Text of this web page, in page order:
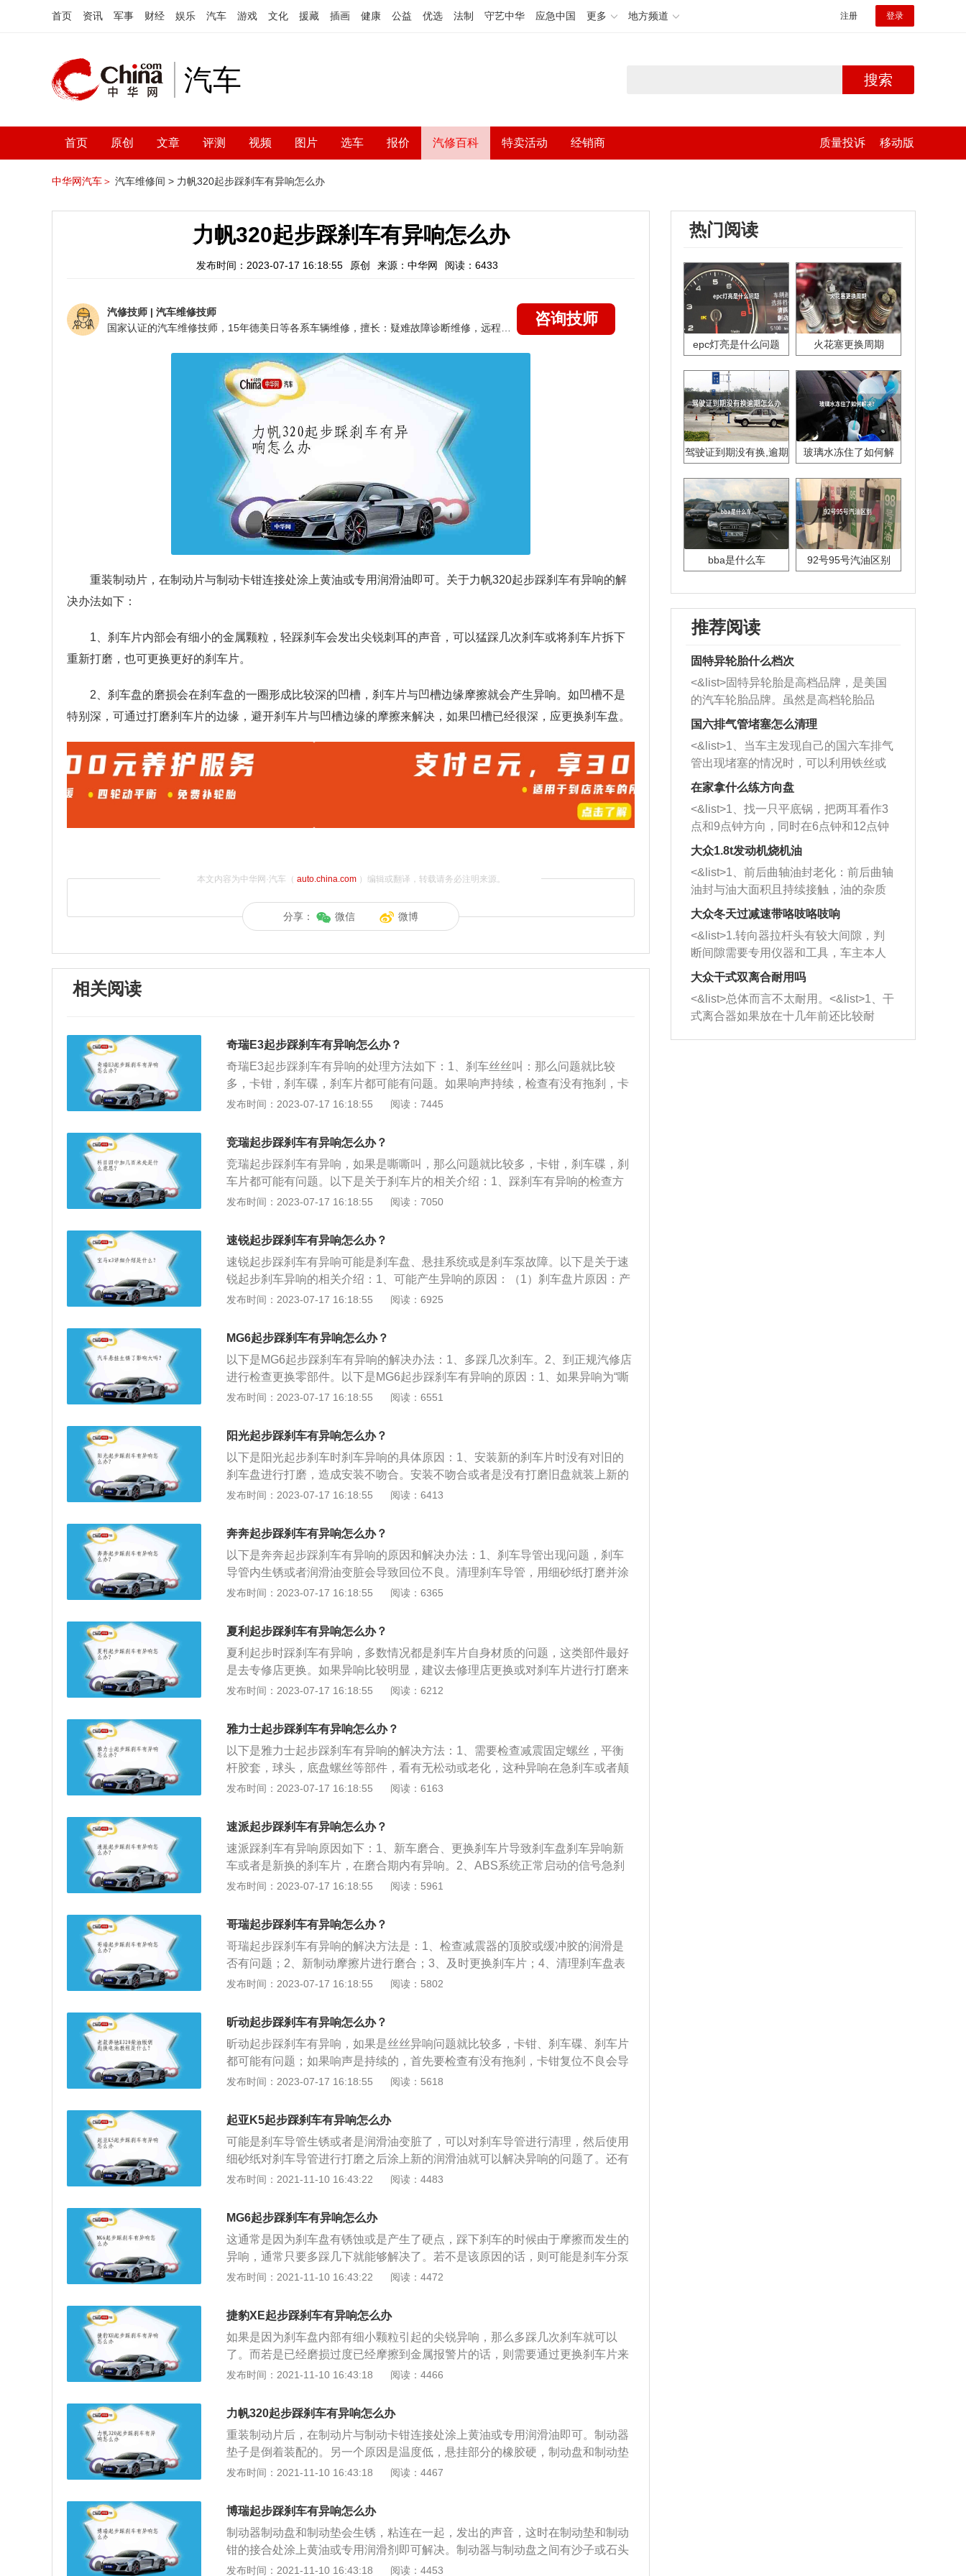
首页 资讯 军事 财经 娱乐 汽车 游戏 文化 援藏 插画 健康 公益 优选 法制 守艺中华 应急中国 更多 地方频道 注册 登录
汽车 搜索
首页 原创 文章 评测 视频 图片 选车 报价 汽修百科 特卖活动 经销商 质量投诉 移动版
中华网汽车＞ 汽车维修间 > 力帆320起步踩刹车有异响怎么办
力帆320起步踩刹车有异响怎么办
发布时间：2023-07-17 16:18:55 原创 来源：中华网 阅读：6433
汽修技师 | 汽车维修技师
咨询技师
重装制动片，在制动片与制动卡钳连接处涂上黄油或专用润滑油即可。关于力帆320起步踩刹车有异响的解
决办法如下：
1、刹车片内部会有细小的金属颗粒，轻踩刹车会发出尖锐刺耳的声音，可以猛踩几次刹车或将刹车片拆下
重新打磨，也可更换更好的刹车片。
2、刹车盘的磨损会在刹车盘的一圈形成比较深的凹槽，刹车片与凹槽边缘摩擦就会产生异响。如凹槽不是
特别深，可通过打磨刹车片的边缘，避开刹车片与凹槽边缘的摩擦来解决，如果凹槽已经很深，应更换刹车盘。
本文内容为中华网·汽车（ auto.china.com）编辑或翻译，转载请务必注明来源。
分享： 微信 微博
相关阅读
奇瑞E3起步踩刹车有异响怎么办？
奇瑞E3起步踩刹车有异响的处理方法如下：1、刹车丝丝叫：那么问题就比较
多，卡钳，刹车碟，刹车片都可能有问题。如果响声持续，检查有没有拖刹，卡
钳复位不良会导致碟与片长时间摩擦，在一定条件下会发出异响。再检查片与碟
刹车碟有没有起槽，因为局部摩擦会导致异响。如果碟没有问题那要考虑刹车片
是否太硬，或者是消音片安装错误。试着把刹车片重新安装一下，往刹车片与刹
车卡钳连接处涂抹黄油或者专用润滑油即可解决。也有可能是刹车片装反，重新
装配即可。尤其是在路边摊更换过刹车片的车主，更应该注意这一点。3、下雨
天异响：下雨天也会造成刹车异响，如果车停了几天，刹车盘与刹车片会因为锈
多踩几脚刹车，刹车盘上的铁锈就会消失。还有一种情况是在低速行驶时刹车发
出呜呜的声音，可能是因为刹车盘里有水，刹车片和刹车盘比较潮湿，等水干即
可。
发布时间：2023-07-17 16:18:55 阅读：7445
竞瑞起步踩刹车有异响怎么办？
竞瑞起步踩刹车有异响，如果是嘶嘶叫，那么问题就比较多，卡钳，刹车碟，刹
车片都可能有问题。以下是关于刹车片的相关介绍：1、踩刹车有异响的检查方
法：如果响声是持续，首先要检查有没有拖刹，卡钳复位不良会导致碟与片长时
车盘的更换频率：刹车盘的磨损会在底盘的一圈形成比较深的凹槽，刹车片与凹
槽边缘摩擦就会产生异响。如果凹槽不是特别深，可通过打磨刹车片的边缘，避
开刹车片与凹槽边缘的摩擦来解决，如果凹槽已经很深，就建议更换刹车盘。一
般建议换两次刹车片更换一次刹车盘。
发布时间：2023-07-17 16:18:55 阅读：7050
速锐起步踩刹车有异响怎么办？
速锐起步踩刹车有异响可能是刹车盘、悬挂系统或是刹车泵故障。以下是关于速
锐起步刹车异响的相关介绍：1、可能产生异响的原因：（1）刹车盘片原因：产
生锈蚀或有硬点而产生异响，一般在车辆刚行驶时会产生，踩几下后会好转。
（3）刹车分泵故障，建议检查刹车分泵是否有故障，建议到4S店进行检查。2、
解决办法：（1）如果是新车，会有一个磨合期，在磨合期内免不了会有一些异
响，一般跑几百公里之后就会消除。（2）如果是刹车片内部有一些细小的金属
颗粒，轻踩刹车就会发出尖锐刺耳的声音，这种问题可以猛踩几脚刹车或者把刹
车片拆下来重新打磨，也可以更换更好一点的刹车片。（3）如果是刹车盘磨
果凹槽不是特别深，可通过打磨刹车片的边缘，避开刹车片与凹槽边缘的摩擦来
解决，如果凹槽已经很深，建议更换刹车盘。一般建议更换两次刹车片更换一次
刹车盘。
发布时间：2023-07-17 16:18:55 阅读：6925
MG6起步踩刹车有异响怎么办？
以下是MG6起步踩刹车有异响的解决办法：1、多踩几次刹车。2、到正规汽修店
进行检查更换零部件。以下是MG6起步踩刹车有异响的原因：1、如果异响为“嘶
嘶”声，则是卡钳、刹车垫以及刹车片存在故障。2、如果异响为连续性，则是卡
物。4、刹车导管出现故障。以下是关于更换刹车片方法的扩展资料：1、把车子
顶起来并卸下轮胎。2、拧下刹车分泵上的固定螺丝，取下刹车分泵。3、取下旧
刹车片，顶回刹车分泵活塞。4、清理刹车盘的安装支架，安装新刹车片即可。
发布时间：2023-07-17 16:18:55 阅读：6551
阳光起步踩刹车有异响怎么办？
以下是阳光起步刹车时刹车异响的具体原因：1、安装新的刹车片时没有对旧的
刹车盘进行打磨，造成安装不吻合。安装不吻合或者是没有打磨旧盘就装上新的
刹车片，会使新片直接与旧盘的不平的平面进行摩擦，最终就会导致新的刹车片
接触，这样会使刹车的单位面积内所受的压强增大，造成异响，建议检查卡钳、
导向销等部件。3、有异物，是异物导致接触面不吻合，造成异响。
发布时间：2023-07-17 16:18:55 阅读：6413
奔奔起步踩刹车有异响怎么办？
以下是奔奔起步踩刹车有异响的原因和解决办法：1、刹车导管出现问题，刹车
导管内生锈或者润滑油变脏会导致回位不良。清理刹车导管，用细砂纸打磨并涂
抹新的润滑油。2、刹车分泵出现问题，需要更换刹车分泵。3、细小沙粒进到片
出来即可。4、新更换的刹车片与底盘磨合不够，需要通过磨合才能使其与老盘
更好地结合，刚更换时，会感觉刹车很硬，需要开几百公里后才能更好磨合。
5、刹车盘固定螺丝丢失或损坏，引起刹车异响。6、刹车系统出现故障，需要检
查和维修。
发布时间：2023-07-17 16:18:55 阅读：6365
夏利起步踩刹车有异响怎么办？
夏利起步时踩刹车有异响，多数情况都是刹车片自身材质的问题，这类部件最好
是去专修店更换。如果异响比较明显，建议去修理店更换或对刹车片进行打磨来
解决该问题。以下关于刹车片养护方法：1.正常行驶条件下每行驶5000公里对制
的程度是否一样，回位是否自如等，发现不正常情况必须立即处理。2..更换时要
换原厂备件提供的刹车片，只有这样才能使刹车片和刹车盘之间的制动效果最
好，磨损最小。3.更换蹄片时必须使用专用工具将制动分泵顶回。不能用其他撬
棍硬压回，这样易导致制动钳导向螺丝弯曲，使刹车片卡死。4.制动蹄片更换
后，需磨合200公里方能达到最佳的制动效果，所以刚换完蹄片的汽车须谨慎行
发布时间：2023-07-17 16:18:55 阅读：6212
雅力士起步踩刹车有异响怎么办？
以下是雅力士起步踩刹车有异响的解决方法：1、需要检查减震固定螺丝，平衡
杆胶套，球头，底盘螺丝等部件，看有无松动或老化，这种异响在急刹车或者颠
簸路面就能体会的到。2、如果是丝丝叫，那么问题就比较多，卡钳，刹车碟，
导致碟与片长时间摩擦，在一定条件下会发出异响。再检查片与碟之间有没有卡
进异物。如果是新片，那要看刹车碟有没有起槽，因为局部摩擦会导致异响。如
果碟没有问题那要考虑刹车片是不是太硬，或者是消音片安装错误。3、刹车片
内部会有一些细小的金属颗粒，轻踩刹车就会发出尖锐刺耳的声音，这种问题可
以猛踩几脚刹车或者把刹车片拆下来重新打磨，也可以更换更好一点的刹车片。
良，清理刹车导管，用细砂纸打磨并涂抹新的润滑油即可。5、可能是刹车分泵
的问题，需要更换刹车分泵，但这种故障比较少。
发布时间：2023-07-17 16:18:55 阅读：6163
速派起步踩刹车有异响怎么办？
速派踩刹车有异响原因如下：1、新车磨合、更换刹车片导致刹车盘刹车异响新
车或者是新换的刹车片，在磨合期内有异响。2、ABS系统正常启动的信号急刹
车的时候刹车踏板有弹脚现象。3、刹车片磨损严重报警刹车片磨损严重产生刹
车盘与凹槽边缘摩擦产生异响。5、刹车盘与刹车盘之间存在异物，导致产生异
发布时间：2023-07-17 16:18:55 阅读：5961
哥瑞起步踩刹车有异响怎么办？
哥瑞起步踩刹车有异响的解决方法是：1、检查减震器的顶胶或缓冲胶的润滑是
否有问题；2、新制动摩擦片进行磨合；3、及时更换刹车片；4、清理刹车盘表
面的异物。哥瑞是一款紧凑型4门5座三厢车，其车身尺寸是：长4495mm、宽17
w，最大扭矩是155nm，其采用的驱动方式是前置前驱，前悬架使用了麦弗逊式
独立悬架，后悬架使用了扭力梁式非独立悬架。
发布时间：2023-07-17 16:18:55 阅读：5802
昕动起步踩刹车有异响怎么办？
昕动起步踩刹车有异响，如果是丝丝异响问题就比较多，卡钳、刹车碟、刹车片
都可能有问题；如果响声是持续的，首先要检查有没有拖刹，卡钳复位不良会导
致碟与片长时间摩擦，在一定条件下会发出异响，再检查片与碟之间有没有卡进
m、1706mm、1475mm，轴距为2603mm。外观方面，昕动采用了家族式直瀑进
气格栅，整体延续了动感运动的风格；提供14英寸钢质轮圈和15英寸以及16英寸
铝合金轮圈可供选择。
发布时间：2023-07-17 16:18:55 阅读：5618
起亚K5起步踩刹车有异响怎么办
可能是刹车导管生锈或者是润滑油变脏了，可以对刹车导管进行清理，然后使用
细砂纸对刹车导管进行打磨之后涂上新的润滑油就可以解决异响的问题了。还有
可能是刹车分泵出现故障，这种故障就需要通过更换刹车分泵来处理。起亚k5起
是丝丝叫的话，那么可能问题出在卡钳、刹车片和刹车碟。其次，响声是持续的
话，要先看看有没有拖刹的情况出现，卡钳复位不良就会造成刹车片和碟之间出
现长时间的摩擦，在一定的条件下就会出现异响，然后在检查看看刹车片和碟之
间是不是有异物存在。如果是新片的话，就要看刹车碟有没有起槽，起槽出现局
部摩擦的话也会有异响出现的，如果刹车碟没有问题的话，就要看看刹车片是否
发布时间：2021-11-10 16:43:22 阅读：4483
MG6起步踩刹车有异响怎么办
这通常是因为刹车盘有锈蚀或是产生了硬点，踩下刹车的时候由于摩擦而发生的
异响，通常只要多踩几下就能够解决了。若不是该原因的话，则可能是刹车分泵
故障或是刹车片以及刹车盘磨损过度造成的，需要到正规汽修店进行检查更换零
车垫以及刹车片存在故障。而若是异响是连续性又不存在拖刹的话，则可能是卡
钳复位不良引起的碟跟片之间摩擦时间过长引起的。另外也需要检查一下，是否
刹车片以及刹车盘之间存在异物，从而影响到摩擦而发出异响。另外常见的原因
还可能是刹车导管出现故障了，若是刹车导管内生锈亦或是润滑油变脏了以后，
都会影响到回位，这种情况下，通过清理刹车导管，再涂抹新的润滑油就能够解
发布时间：2021-11-10 16:43:22 阅读：4472
捷豹XE起步踩刹车有异响怎么办
如果是因为刹车盘内部有细小颗粒引起的尖锐异响，那么多踩几次刹车就可以
了。而若是已经磨损过度已经摩擦到金属报警片的话，则需要通过更换刹车片来
解决该问题。捷豹XE是捷豹自主研发的一款全新中心的豪华运动轿车，采用了全
是在2015年正式上市的。车子的长度是4672毫米，宽度是2835毫米，高度是141
6毫米，百公里加速只需要5.12秒到7.7秒之间，百公里综合油耗是6升。车子搭载
的是2.0T汽油以及柴油增压发动机，而F-Type车型的话还有3.0TV6机械增压版
本。其外形采用的是捷豹的设计风格，整体上跟XF和XJ是很相似的，车身是紧凑
又充满动感的，在iQ铝合金后驱平台上打造的，车身轻量化并且还有出色的刚
发布时间：2021-11-10 16:43:18 阅读：4466
力帆320起步踩刹车有异响怎么办
重装制动片后，在制动片与制动卡钳连接处涂上黄油或专用润滑油即可。制动器
垫子是倒着装配的。另一个原因是温度低，悬挂部分的橡胶硬，制动盘和制动垫
表面发生变化，开始发出奇怪的声音，等到汽车发热就不会有异响了。其次，刹
轻微的毛刺，使齿轮刹车落后，BER和制动盘摩擦会奇怪地响。这个问题可能不
能解决，可以拆下来修剪，或者换一个更好的刹车垫。如噪音太大，应先检查刹
车片是否没电。
发布时间：2021-11-10 16:43:18 阅读：4467
博瑞起步踩刹车有异响怎么办
制动器制动盘和制动垫会生锈，粘连在一起，发出的声音，这时在制动垫和制动
钳的接合处涂上黄油或专用润滑剂即可解决。制动器与制动盘之间有沙子或石头
等异物，制动时发出嘶嘶声，一般情况下，沙石会在一段时间内消失，也可以试
发布时间：2021-11-10 16:43:18 阅读：4453
热门阅读
epc灯亮是什么问题 火花塞更换周期
驾驶证到期没有换,逾期
玻璃水冻住了如何解
bba是什么车 92号95号汽油区别
推荐阅读
固特异轮胎什么档次
<&list>固特异轮胎是高档品牌，是美国
的汽车轮胎品牌。虽然是高档轮胎品
牌，但是中高低端的轮胎都有生产，这
也是为了更好的开拓市场。
国六排气管堵塞怎么清理
<&list>1、当车主发现自己的国六车排气
管出现堵塞的情况时，可以利用铁丝或
者是细棍，直接将杂物给取出来，如果
堵塞情况比较严重，也可以采取应急措
施。 <&list>2、直接利用木棍将所有的
杂物推到排气管里面的位置处，然后将
三元催化器拆解开，就可以将堵塞的东
西取出来。但如果是因为积碳过多引起
的堵塞，就需要将三元催化器泡在草酸
洗剂对堵塞的情况得到解决，将清洗剂
放在燃油箱中，与燃油混合后，车辆启
动时，就可以和汽油一起进入到燃烧
室，最后形成废气排出，就可以让三元
催化器得到清洗，排气管堵塞的情况就
能够得到解决。
在家拿什么练方向盘
<&list>1、找一只平底锅，把两耳看作3
点和9点钟方向，同时在6点钟和12点钟
方向做一个标记。 <&list>2、双手握住
一圈半的练习，往右同样也要打相同的
圈数。 <&list>3、最后强调要反复练
习，这样就可以形成肌肉记忆，在真实
驾驶车辆时，不需要记忆也能打好方
向。
大众1.8t发动机烧机油
<&list>1、前后曲轴油封老化：前后曲轴
油封与油大面积且持续接触，油的杂质
和发动机内持续温度变化使其密封效果
逐渐减弱，导致渗油或漏油。<&list>2、
活塞间隙过大：积碳会使活塞环与缸体
的间隙扩大，导致机油流入燃烧室中，
造成烧机油。<&list>3、机油粘度。使用
机油粘度过小的话，同样会有烧机油现
象，机油粘度过小具有很好的流动性，
大众冬天过减速带咯吱咯吱响
<&list>1.转向器拉杆头有较大间隙，判
断间隙需要专用仪器和工具，车主本人
无法制作，需要将车辆送到修理厂或4s
店；<&list>2.车辆半轴套管防尘罩破
裂，破裂后会出现漏油现象，使半轴磨
损严重，磨损的半轴容易损坏，产生异
响；<&list>3.稳定器的转向胶套和球头
大众干式双离合耐用吗
<&list>总体而言不太耐用。<&list>1、干
式离合器如果放在十几年前还比较耐